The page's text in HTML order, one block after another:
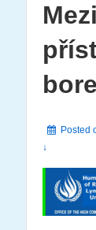
Posted
↓